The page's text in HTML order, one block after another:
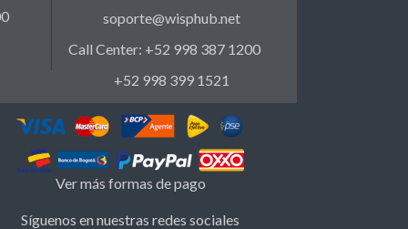
soporte@wisphub.net
Call Center: +52 998 387 1200
+52 998 399 1521
Ver más formas de pago
Síguenos en nuestras redes sociales